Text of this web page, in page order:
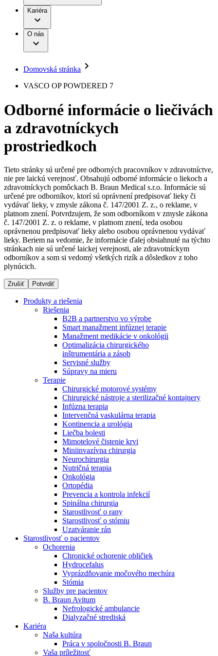
Terapie
Kontinencia a urológia
Liečba bolesti
Miniinvazívna chirurgia
Nutričná terapia
Onkológia
Ortopédia
Prevencia a kontrola infekcií
Spinálna chirurgia
Starostlivosť o rany
Uzatváranie rán
Riešenia
Terapie
Produktový katalóg​
Objavte naše produkty. ​Navštívte produktový katalóg B.
Braun​ s našim kompletným produktovým portfóliom.​
B. Braun Avitum
Ochorenia
Služby pre pacientov
Dialyzačné strediská
B. Braun Avitum poskytuje kvalitnú dialyzačnú starostlivosť
vo všetkých svojich strediskách na Slovensku. Viac
informácií nájdete na stránke jednotlivých stredísk.
Nefrologické ambulancie
V nefrologických ambulanciách prevádzkujeme poradenstvo
a prípravu pacientov k jednotlivým metódam náhrady funkcie
obličiek. Zvoľte si mesto, ktoré potrebujete a navštívte nás.
Práca a kariéra
Naša kultúra
Vaša príležitosť
Nájdite si prácu u nás​
Objavte svoje kariérne príležitosti ​v B. Braun. Vyhľadajte náš
trh práce​ pre zaujímavé pozície na Slovensku.​
Zodpovednosť
Médiá
Tlačové správy
Kontakt
Kontaktný formulár
Spoločnosť
Médiá
Kontakt
Zostaňte v dialógu s B. Braun. Kontaktujte nás.
Kariéra
O nás
Domovská stránka
VASCO OP POWDERED 7
Odborné informácie o liečivách
a zdravotníckych
prostriedkoch
Tieto stránky sú určené pre odborných pracovníkov v zdravotníctve,
nie pre laickú verejnosť. Obsahujú odborné informácie o liekoch a
zdravotníckych pomôckach B. Braun Medical s.r.o. Informácie sú
určené pre odborníkov, ktorí sú oprávnení predpisovať lieky či
vydávať lieky, v zmysle zákona č. 147/2001 Z. z., o reklame, v
platnom znení. Potvrdzujem, že som odborníkom v zmysle zákona
č. 147/2001 Z. z. o reklame, v platnom znení, teda osobou
oprávnenou predpisovať lieky alebo osobou oprávnenou vydávať
lieky. Beriem na vedomie, že informácie ďalej obsiahnuté na týchto
stránkach nie sú určené laickej verejnosti, ale zdravotníckym
odborníkov a som si vedomý všetkých rizík a dôsledkov z toho
plynúcich.
Zrušiť Potvrdiť
Produkty a riešenia
Riešenia
B2B a partnerstvo vo výrobe
Smart manažment infúznej terapie
Manažment medikácie v onkológii
Optimalizácia chirurgického
inštrumentária a zásob
Servisné služby
Súpravy na mieru
Terapie
Chirurgické motorové systémy
Chirurgické nástroje a sterilizačné kontajnery
Infúzna terapia
Intervenčná vaskulárna terapia
Kontinencia a urológia
Liečba bolesti
Mimotelové čistenie krvi
Miniinvazívna chirurgia
Neurochirurgia
Nutričná terapia
Onkológia
Ortopédia
Prevencia a kontrola infekcií
Spinálna chirurgia
Starostlivosť o rany
Starostlivosť o stómiu
Uzatváranie rán
Starostlivosť o pacientov
Ochorenia
Chronické ochorenie obličiek
Hydrocefalus
Vyprázdňovanie močového mechúra
Stómia
Služby pre pacientov
B. Braun Avitum
Nefrologické ambulancie
Dialyzačné strediská
Kariéra
Naša kultúra
Práca v spoločnosti B. Braun
Vaša príležitosť